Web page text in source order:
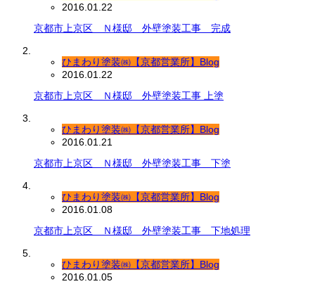
2016.01.22
京都市上京区 Ｎ様邸 外壁塗装工事 完成
ひまわり塗装㈱【京都営業所】Blog
2016.01.22
京都市上京区 Ｎ様邸 外壁塗装工事 上塗
ひまわり塗装㈱【京都営業所】Blog
2016.01.21
京都市上京区 Ｎ様邸 外壁塗装工事 下塗
ひまわり塗装㈱【京都営業所】Blog
2016.01.08
京都市上京区 Ｎ様邸 外壁塗装工事 下地処理
ひまわり塗装㈱【京都営業所】Blog
2016.01.05